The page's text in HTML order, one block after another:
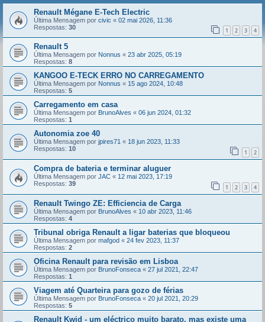
Renault Mégane E-Tech Electric
Última Mensagem por civic « 02 mai 2026, 11:36
Respostas: 30 1 2 3 4
Renault 5
Última Mensagem por Nonnus « 23 abr 2025, 05:19
Respostas: 8
KANGOO E-TECK ERRO NO CARREGAMENTO
Última Mensagem por Nonnus « 15 ago 2024, 10:48
Respostas: 5
Carregamento em casa
Última Mensagem por BrunoAlves « 06 jun 2024, 01:32
Respostas: 1
Autonomia zoe 40
Última Mensagem por jpires71 « 18 jun 2023, 11:33
Respostas: 10 1 2
Compra de bateria e terminar aluguer
Última Mensagem por JAC « 12 mai 2023, 17:19
Respostas: 39 1 2 3 4
Renault Twingo ZE: Efficiencia de Carga
Última Mensagem por BrunoAlves « 10 abr 2023, 11:46
Respostas: 4
Tribunal obriga Renault a ligar baterias que bloqueou
Última Mensagem por mafgod « 24 fev 2023, 11:37
Respostas: 2
Oficina Renault para revisão em Lisboa
Última Mensagem por BrunoFonseca « 27 jul 2021, 22:47
Respostas: 1
Viagem até Quarteira para gozo de férias
Última Mensagem por BrunoFonseca « 20 jul 2021, 20:29
Respostas: 5
Renault Kwid - um eléctrico muito barato, mas existe uma